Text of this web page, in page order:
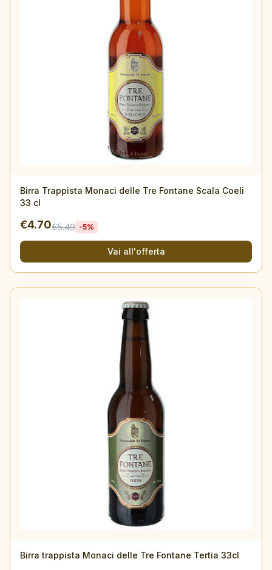
Birra Trappista Monaci delle Tre Fontane Scala Coeli
33 cl
€4.70€5.49 -5%
Vai all'offerta
Birra trappista Monaci delle Tre Fontane Tertia 33cl